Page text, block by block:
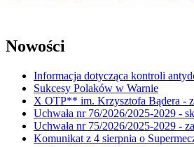
Nowości
Informacja dotycząca kontroli
Sukcesy Polaków w Warnie
X OTP** im. Krzysztofa Bądera -
Uchwała nr 76/2026/2025-2029 -
Uchwała nr 75/2026/2025-2029 -
Komunikat z 4 sierpnia o